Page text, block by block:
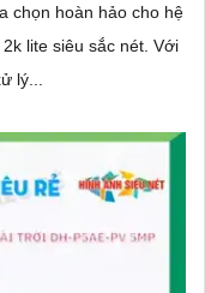
chọn hoàn hảo cho hệ
siêu sắc nét. Với
lý...